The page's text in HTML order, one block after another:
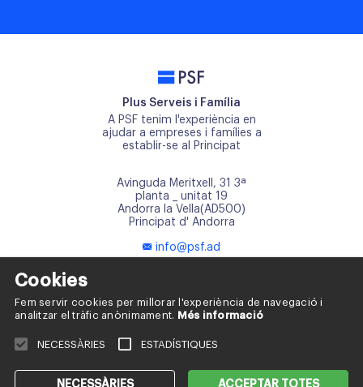
PSF
Plus Serveis i Família
A PSF tenim l'experiència en
ajudar a empreses i famílies a
establir-se al Principat
Avinguda Meritxell, 31 3ª
planta _ unitat 19
Andorra la Vella(AD500)
Principat d' Andorra
info@psf.ad
©2021 - PSF Plus Servei i Familia
Cookies
Fem servir cookies per millorar l'experiència de navegació i
analitzar el tràfic anònimament. Més informació
NECESSÀRIES ESTADÍSTIQUES
NECESSÀRIES ACCEPTAR TOTES